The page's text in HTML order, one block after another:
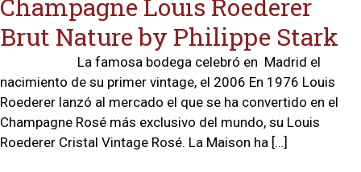
Champagne Louis Roederer
Brut Nature by Philippe Stark
La famosa bodega celebró en Madrid el
nacimiento de su primer vintage, el 2006 En 1976 Louis
Roederer lanzó al mercado el que se ha convertido en el
Champagne Rosé más exclusivo del mundo, su Louis
Roederer Cristal Vintage Rosé. La Maison ha […]